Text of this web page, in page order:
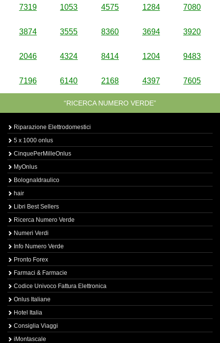
7319 1053 4575 1284 7080
3874 3555 8360 3694 3920
2046 4324 8414 1204 9483
7196 6140 2168 4397 7605
“RICERCA NUMERO VERDE”
Riparazione Elettrodomestici
5 x 1000 onlus
CinquePerMilleOnlus
MyOnlus
BolognaIdraulico
hair
Libri Best Sellers
Ricerca Numero Verde
Numeri Verdi
Info Numero Verde
Pronto Forex
Farmaci & Farmacie
Codice Univoco Fattura Elettronica
Onlus Italiane
Hotel Italia
Consiglia Viaggi
iMontascale